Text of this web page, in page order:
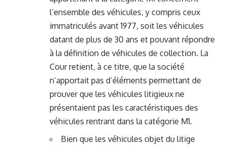
l’ensemble des véhicules, y compris ceux
immatriculés avant 1977, soit les véhicules
datant de plus de 30 ans et pouvant répondre
à la définition de véhicules de collection. La
Cour retient, à ce titre, que la société
n’apportait pas d’éléments permettant de
prouver que les véhicules litigieux ne
présentaient pas les caractéristiques des
véhicules rentrant dans la catégorie M1.
Bien que les véhicules objet du litige